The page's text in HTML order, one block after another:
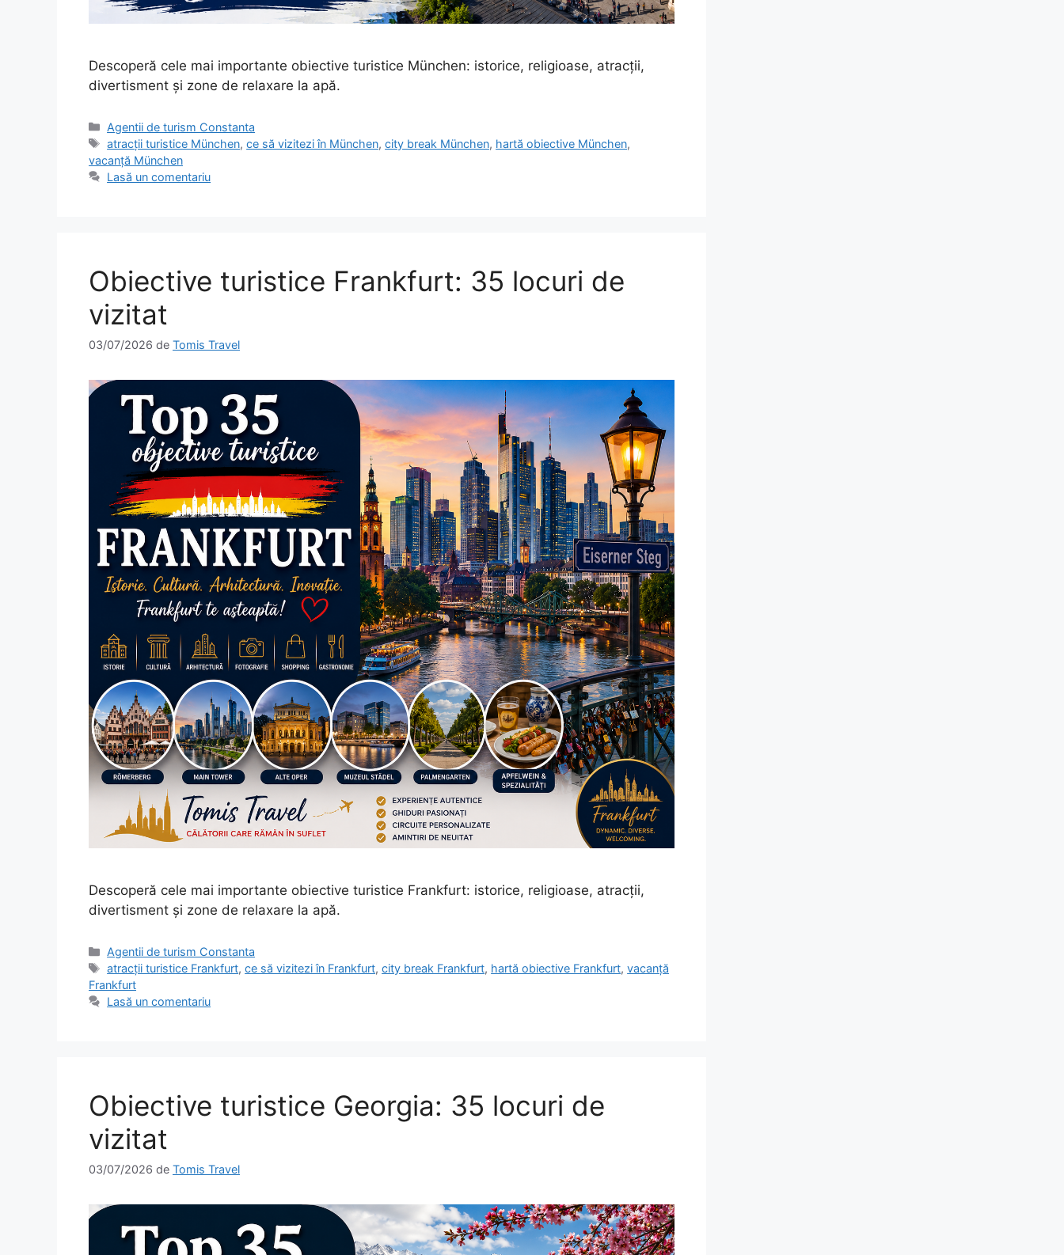
Descoperă cele mai importante obiective turistice München: istorice, religioase, atracții,
divertisment și zone de relaxare la apă.
Categorii
Agentii de turism Constanta
Etichete
atracții turistice München,ce să vizitezi în München,city break München, hartă obiective München,
vacanță München
Lasă un comentariu
Obiective turistice Frankfurt: 35 locuri de
vizitat
03/07/2026 de Tomis Travel
Descoperă cele mai importante obiective turistice Frankfurt: istorice, religioase, atracții,
divertisment și zone de relaxare la apă.
Categorii
Agentii de turism Constanta
Etichete
atracții turistice Frankfurt,ce să vizitezi în Frankfurt,city break Frankfurt, hartă obiective Frankfurt,vacanță
Frankfurt
Lasă un comentariu
Obiective turistice Georgia: 35 locuri de
vizitat
03/07/2026 de Tomis Travel